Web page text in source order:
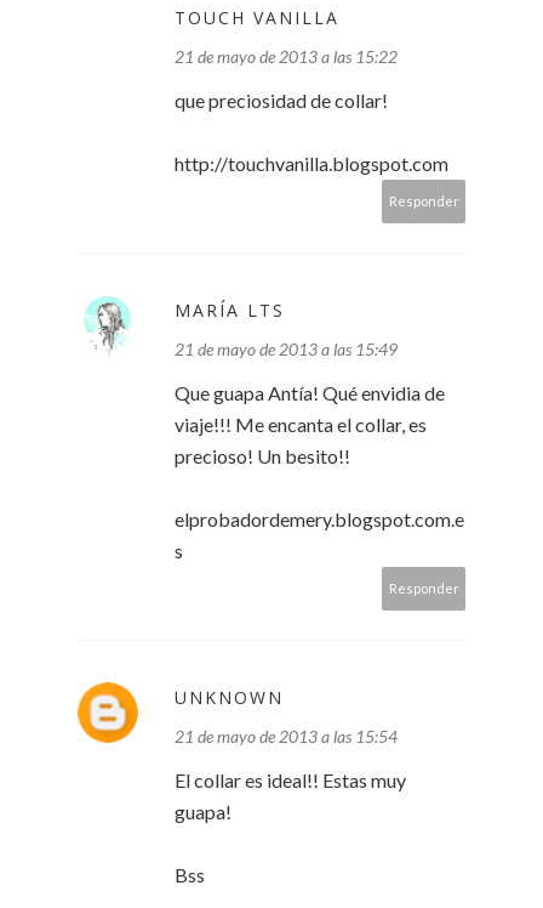
TOUCH VANILLA
21 de mayo de 2013 a las 15:22
que preciosidad de collar!
http://touchvanilla.blogspot.com
Responder
MARÍA LTS
21 de mayo de 2013 a las 15:49
Que guapa Antía! Qué envidia de
viaje!!! Me encanta el collar, es
precioso! Un besito!!
elprobadordemery.blogspot.com.e
s
Responder
UNKNOWN
21 de mayo de 2013 a las 15:54
El collar es ideal!! Estas muy
guapa!
Bss